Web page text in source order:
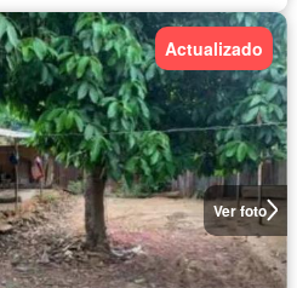
Ver foto
Actualizado